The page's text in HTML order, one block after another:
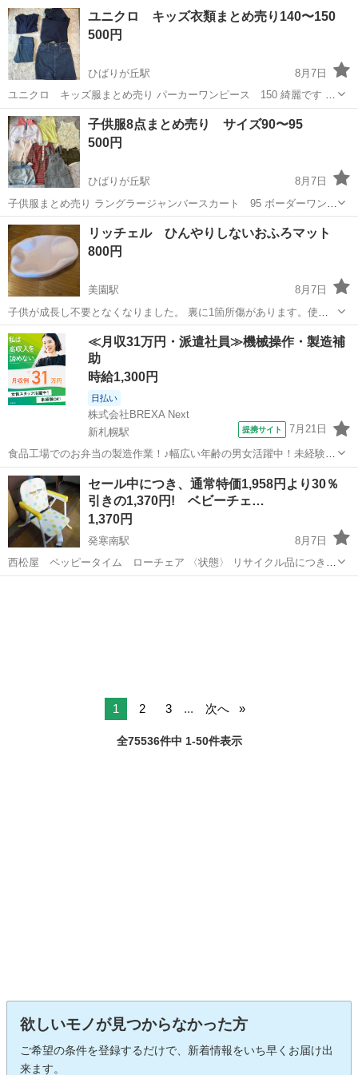
持ち運びや収納がしやすいです♪ 型番: DUO...
北海道 札幌市 新道東駅 ベビー用品
ユニクロ キッズ衣類まとめ売り140〜150
500円
ひばりが丘駅
8月7日
ユニクロ キッズ服まとめ売り パーカーワンピース 150 綺麗です カ
ーディガン 150 使用感あり ヒートテックレギンスパンツ 140 シ
ミ、使用感、色褪せ デニムスカート 150 中古品をご理解いただき購
入をお願いし...
北海道 札幌市 ひばりが丘駅 キッズ用品
子供服8点まとめ売り サイズ90〜95
500円
ひばりが丘駅
8月7日
子供服まとめ売り ラングラージャンバースカート 95 ボーダーワンピ
ース 100 x-girlスカート 2T 白いキャミ 95 ピンクキャミ 95 黄色
キャミ95 ピンクのパンツ 90 カーキのパンツ 95 シミがあ...
北海道 札幌市 キッズ用品
リッチェル ひんやりしないおふろマット
800円
美園駅
8月7日
子供が成長し不要となくなりました。 裏に1箇所傷があります。使用
には問題ありません。 写真にてご確認ください。 よろしくお願いいた
します。
北海道 美園駅 ベビー用品
≪月収31万円・派遣社員≫機械操作・製造補
助
時給1,300円
日払い
株式会社BREXA Next
新札幌駅
提携サイト 7月21日
食品工場でのお弁当の製造作業！♪幅広い年齢の男女活躍中！未経験活
躍中♪日払い制度あり◎働きやすい空調完備♪車・バイク・自転車通勤
可！安心の社会保険完備！駅から無料送迎あり◎《北海道札幌市厚別
区》 人気の工場のお仕事 【お弁...
北海道 札幌市 新札幌駅 その他
セール中につき、通常特価1,958円より30％
引きの1,370円! ベビーチェ…
1,370円
発寒南駅
8月7日
西松屋 ペッピータイム ローチェア 〈状態〉 リサイクル品につき、
キズ、スレ等ございます。 テーブルは付属しておりません。 ★店頭展
1 2 3 ... 次へ
全75536件中 1-50件表示
欲しいモノが見つからなかった方
ご希望の条件を登録するだけで、新着情報をいち早くお届け出
来ます。